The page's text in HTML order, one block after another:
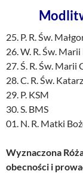
25. P. R. Św.
26. W. R. Św.
27. Ś. R. Św.
28. C. R. Św.
29. P. KSM
30. S. BMS
01. N. R. Matki
Wyznaczona
obecności i